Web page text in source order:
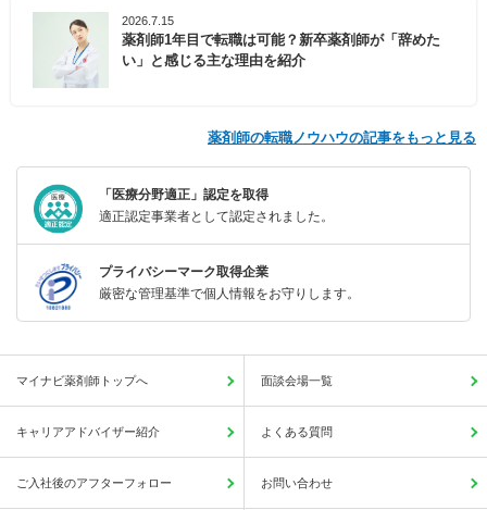
2026.7.15
薬剤師1年目で転職は可能？新卒薬剤師が「辞めた
い」と感じる主な理由を紹介
薬剤師の転職ノウハウの記事をもっと見る
「医療分野適正」認定を取得
適正認定事業者として認定されました。
プライバシーマーク取得企業
厳密な管理基準で個人情報をお守りします。
マイナビ薬剤師トップへ 面談会場一覧
キャリアアドバイザー紹介 よくある質問
ご入社後のアフターフォロー お問い合わせ